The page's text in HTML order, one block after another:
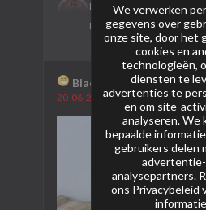
Lid sinds: 05-09-2024
Berichten:2
Black Bird - Wolff
20-06-2025, 20:53
We verwerken
gegevens over
onze site, door het
cookies en
technologieën,
diensten te
advertenties te
en om site-
analyseren. We
bepaalde
gebruikers delen
analysepartners.
ons Privacybeleid
informatie.